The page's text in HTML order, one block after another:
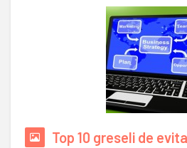
Top 10 greseli de